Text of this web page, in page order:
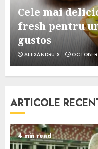
Cele mai
fresh pentru
gustos
ALEXANDRU S.
ARTICOLE
4 min read